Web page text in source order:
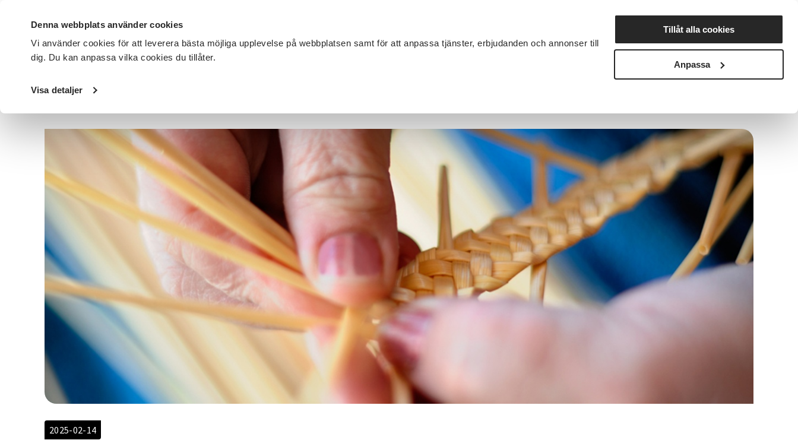
Denna webbplats använder cookies
Vi använder cookies för att leverera bästa möjliga upplevelse på webbplatsen samt för att anpassa tjänster, erbjudanden och annonser till
dig. Du kan anpassa vilka cookies du tillåter.
Visa detaljer
Tillåt alla cookies
Anpassa
DET HÄR GÖR VI FÖR DIG SOM SÖK KURSER OCH EVENEMANG Nyheter Avdelningar
Startsida / Avdelningar
2025-02-14